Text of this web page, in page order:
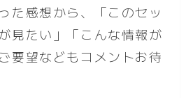
た感想から、「このセッ
見たい」「こんな情報が
要望などもコメントお待